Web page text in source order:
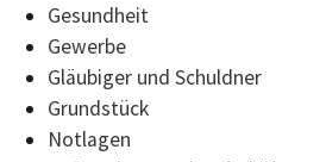
Gesundheit
Gewerbe
Gläubiger und Schuldner
Grundstück
Notlagen